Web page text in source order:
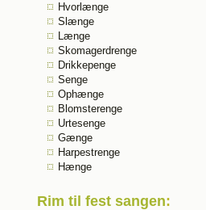
Hvorlænge
Slænge
Længe
Skomagerdrenge
Drikkepenge
Senge
Ophænge
Blomsterenge
Urtesenge
Gænge
Harpestrenge
Hænge
Rim til fest sangen: